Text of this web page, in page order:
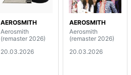
AEROSMITH
Aerosmith
(remaster 2026)
20.03.2026
AEROSMITH
Aerosmith
(remaster 2026)
20.03.2026